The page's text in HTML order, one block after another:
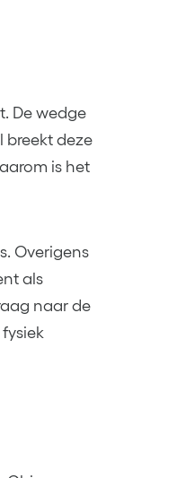
De wedge
breekt deze
is het
Overigens
als
naar de